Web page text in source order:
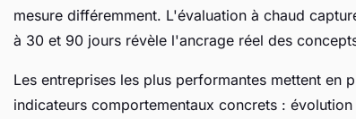
mesure différemment. L'évaluation à chaud
à 30 et 90 jours révèle l'ancrage réel des
Les entreprises les plus performantes mettent en
indicateurs comportementaux concrets :